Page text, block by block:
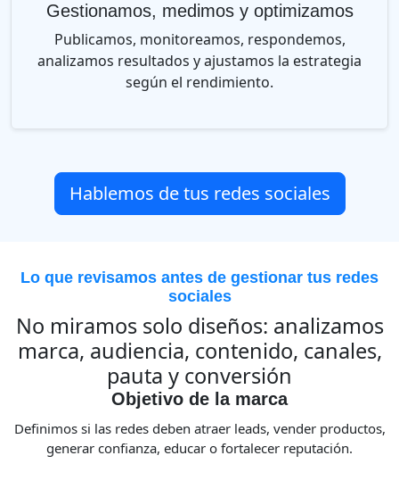
Gestionamos, medimos y optimizamos
Publicamos, monitoreamos, respondemos,
analizamos resultados y ajustamos la estrategia
según el rendimiento.
Hablemos de tus redes sociales
Lo que revisamos antes de gestionar tus redes
sociales
No miramos solo diseños: analizamos
marca, audiencia, contenido, canales,
pauta y conversión
Objetivo de la marca
Definimos si las redes deben atraer leads, vender productos,
generar confianza, educar o fortalecer reputación.